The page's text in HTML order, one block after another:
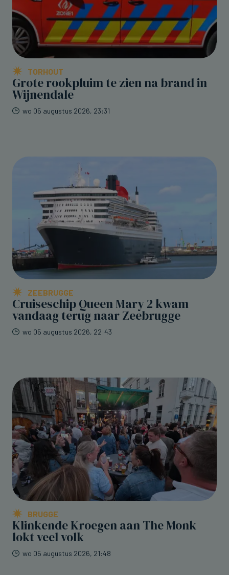
TORHOUT
Grote rookpluim te zien na brand in
Wijnendale
wo 05 augustus 2026, 23:31
ZEEBRUGGE
Cruiseschip Queen Mary 2 kwam
vandaag terug naar Zeebrugge
wo 05 augustus 2026, 22:43
BRUGGE
Klinkende Kroegen aan The Monk
lokt veel volk
wo 05 augustus 2026, 21:48